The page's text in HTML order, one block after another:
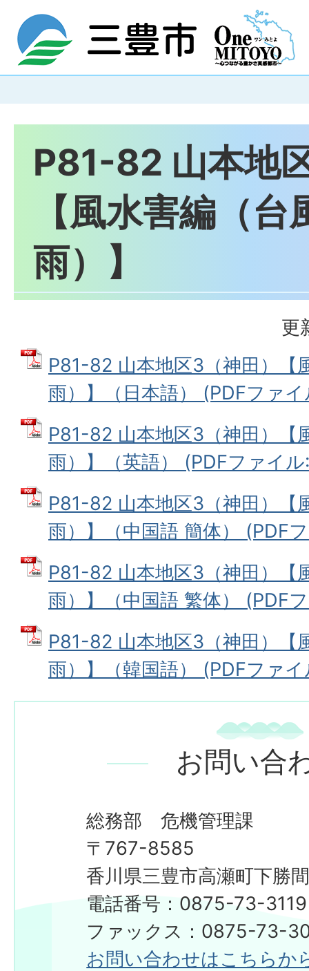
P81-82 山本地
【風水害編（台
雨）】
更
P81-82 山本地区3（神田）【
雨）】（日本語） (PDFファ
P81-82 山本地区3（神田）【
雨）】（英語） (PDFファイ
P81-82 山本地区3（神田）【
雨）】（中国語 簡体） (PDF
P81-82 山本地区3（神田）【
雨）】（中国語 繁体） (PDF
P81-82 山本地区3（神田）【
雨）】（韓国語） (PDFファ
お問い合
総務部 危機管理課
〒767-8585
香川県三豊市高瀬町下勝
電話番号：0875-73-3119
ファックス：0875-73-
お問い合わせはこちらか